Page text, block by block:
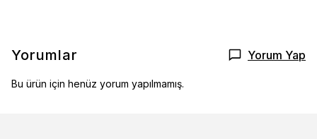
Yorumlar Yorum Yap
Bu ürün için henüz yorum yapılmamış.